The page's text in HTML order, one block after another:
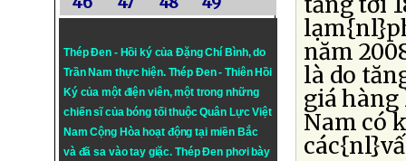
Thép Đen - Hồi ký của Đặng Chí Bình, do
Trần Nam thực hiện. Thép Đen- Thiên Hồi
Ký của một điện viên, một trong những
chiến sĩ của bóng tối thuộc Quân Lực Việt
Nam Cộng Hòa hoạt động tại miền Bắc
và đã sa vào tay giặc. Thép Đen phơi bày
năm
là do
giá hàng
Nam có